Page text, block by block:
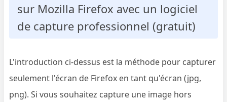
sur Mozilla Firefox avec un logiciel
de capture professionnel (gratuit)
L'introduction ci-dessus est la méthode pour capturer
seulement l'écran de Firefox en tant qu'écran (jpg,
png). Si vous souhaitez capture une image hors